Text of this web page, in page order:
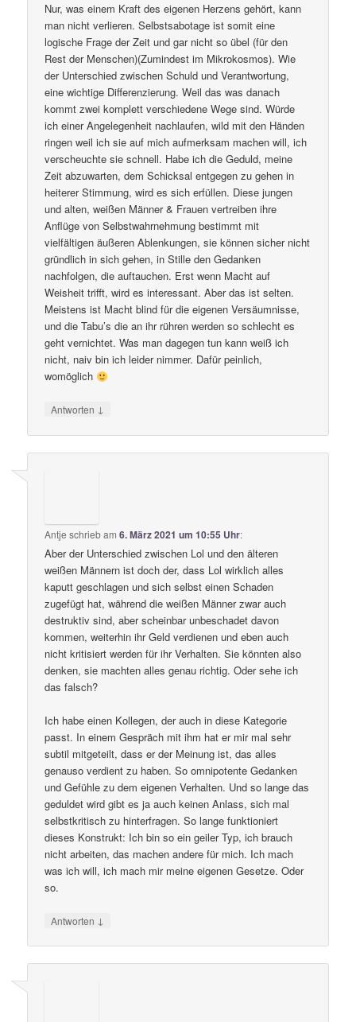
Nur, was einem Kraft des eigenen Herzens gehört, kann
man nicht verlieren. Selbstsabotage ist somit eine
logische Frage der Zeit und gar nicht so übel (für den
Rest der Menschen)(Zumindest im Mikrokosmos). Wie
der Unterschied zwischen Schuld und Verantwortung,
eine wichtige Differenzierung. Weil das was danach
kommt zwei komplett verschiedene Wege sind. Würde
ich einer Angelegenheit nachlaufen, wild mit den Händen
ringen weil ich sie auf mich aufmerksam machen will, ich
verscheuchte sie schnell. Habe ich die Geduld, meine
Zeit abzuwarten, dem Schicksal entgegen zu gehen in
heiterer Stimmung, wird es sich erfüllen. Diese jungen
und alten, weißen Männer & Frauen vertreiben ihre
Anflüge von Selbstwahrnehmung bestimmt mit
vielfältigen äußeren Ablenkungen, sie können sicher nicht
gründlich in sich gehen, in Stille den Gedanken
nachfolgen, die auftauchen. Erst wenn Macht auf
Weisheit trifft, wird es interessant. Aber das ist selten.
Meistens ist Macht blind für die eigenen Versäumnisse,
und die Tabu’s die an ihr rühren werden so schlecht es
geht vernichtet. Was man dagegen tun kann weiß ich
nicht, naiv bin ich leider nimmer. Dafür peinlich,
womöglich
Antworten ↓
Antje schriebam6. März 2021 um 10:55 Uhr:
Aber der Unterschied zwischen Lol und den älteren
weißen Männern ist doch der, dass Lol wirklich alles
kaputt geschlagen und sich selbst einen Schaden
zugefügt hat, während die weißen Männer zwar auch
destruktiv sind, aber scheinbar unbeschadet davon
kommen, weiterhin ihr Geld verdienen und eben auch
nicht kritisiert werden für ihr Verhalten. Sie könnten also
denken, sie machten alles genau richtig. Oder sehe ich
das falsch?
Ich habe einen Kollegen, der auch in diese Kategorie
passt. In einem Gespräch mit ihm hat er mir mal sehr
subtil mitgeteilt, dass er der Meinung ist, das alles
genauso verdient zu haben. So omnipotente Gedanken
und Gefühle zu dem eigenen Verhalten. Und so lange das
geduldet wird gibt es ja auch keinen Anlass, sich mal
selbstkritisch zu hinterfragen. So lange funktioniert
dieses Konstrukt: Ich bin so ein geiler Typ, ich brauch
nicht arbeiten, das machen andere für mich. Ich mach
was ich will, ich mach mir meine eigenen Gesetze. Oder
so.
Antworten ↓